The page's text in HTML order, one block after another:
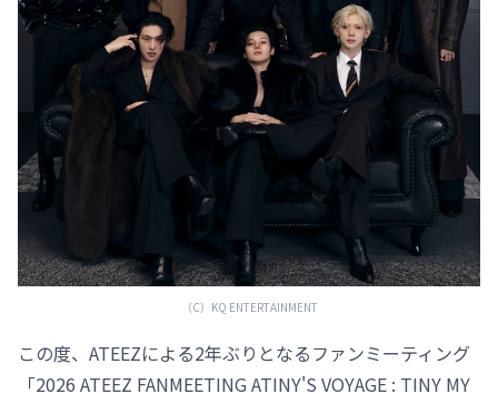
（C）KQ ENTERTAINMENT
この度、ATEEZによる2年ぶりとなるファンミーティング
「2026 ATEEZ FANMEETING ATINY'S VOYAGE : TINY MY